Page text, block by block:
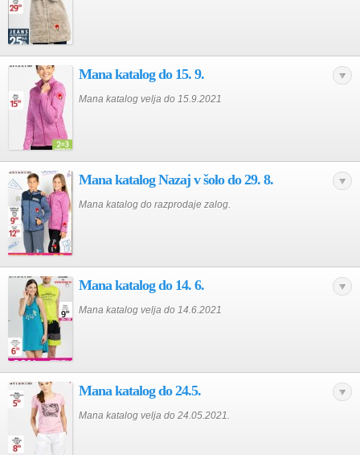
Mana katalog do 15. 9.
Mana katalog velja do 15.9.2021
Mana katalog Nazaj v šolo do 29. 8.
Mana katalog do razprodaje zalog.
Mana katalog do 14. 6.
Mana katalog velja do 14.6.2021
Mana katalog do 24.5.
Mana katalog velja do 24.05.2021.